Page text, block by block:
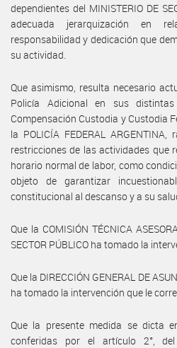
dependientes del MINISTERIO DE
adecuada jerarquización en
responsabilidad y dedicación que
su actividad.
Que asimismo, resulta necesario
Policía Adicional en sus
Compensación Custodia y Custodia
la POLICÍA FEDERAL
restricciones de las actividades que
horario normal de labor, como
objeto de garantizar
constitucional al descanso y a su
Que la COMISIÓN TÉCNICA
SECTOR PÚBLICO ha tomado la
Que la DIRECCIÓN GENERAL DE
ha tomado la intervención que le
Que la presente medida se dicta
conferidas por el artículo 2°,